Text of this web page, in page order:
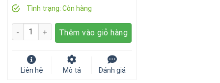
Tình trạng: Còn hàng
Số lượng Thêm vào giỏ hàng
Liên hệ Mô tả Đánh giá